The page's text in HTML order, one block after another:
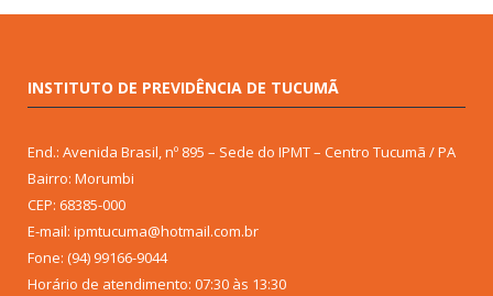
INSTITUTO DE PREVIDÊNCIA DE TUCUMÃ
End.: Avenida Brasil, nº 895 – Sede do IPMT – Centro Tucumã / PA
Bairro: Morumbi
CEP: 68385-000
E-mail: ipmtucuma@hotmail.com.br
Fone: (94) 99166-9044
Horário de atendimento: 07:30 às 13:30